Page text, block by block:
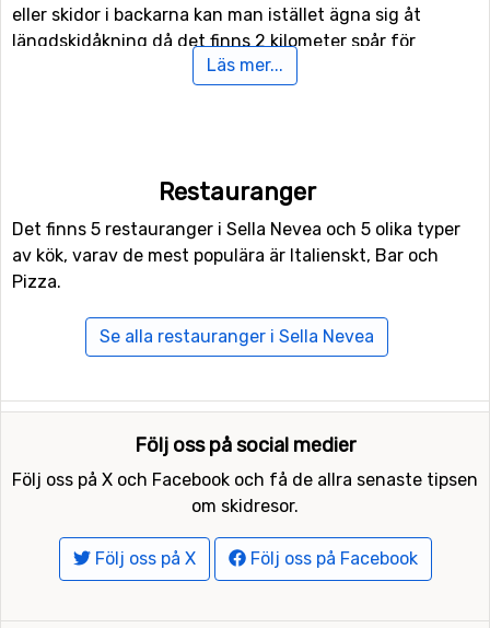
eller skidor i backarna kan man istället ägna sig åt
längdskidåkning då det finns 2 kilometer spår för
, Klagenfurt närmast, på ett avstånd av 72
kilometer från skidorten. Andra alternativa flygplatser
som är möjliga att flyga till är
Brnik , Ljubljana (77
kilometers avstånd), samt
(128 kilometer
Närmaste skidorter till Sella Nevea
avståndet är endast 8 kilometer. Ni hittar även
Tarvisio på 15 kilometers avstånd och
Kranjska Gora, 26 kilometer från Sella Nevea.
Läs mer...
Restauranger
Det finns 5 restauranger i Sella Nevea och 5 olika typer
av kök, varav de mest populära är Italienskt, Bar och
Pizza.
Se alla restauranger i Sella Nevea
Följ oss på social medier
Följ oss på X och Facebook och få de allra senaste tipsen
om skidresor.
Följ oss på X Följ oss på Facebook